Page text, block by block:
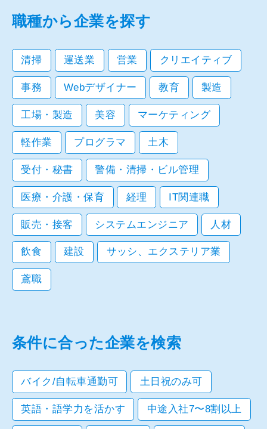
職種から企業を探す
清掃 運送業 営業 クリエイティブ
事務 Webデザイナー 教育 製造
工場・製造 美容 マーケティング
軽作業 プログラマ 土木
受付・秘書 警備・清掃・ビル管理
医療・介護・保育 経理 IT関連職
販売・接客 システムエンジニア 人材
飲食 建設 サッシ、エクステリア業
鳶職
条件に合った企業を検索
バイク/自転車通勤可 土日祝のみ可
英語・語学力を活かす 中途入社7〜8割以上